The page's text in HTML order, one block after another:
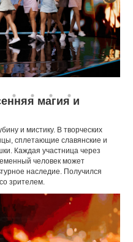
магия и
и мистику. В творческих
сплетающие славянские и
Каждая участница через
человек может
наследие. Получился
зрителем.